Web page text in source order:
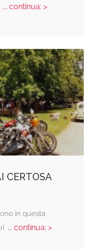
continua: >
CERTOSA
in questa
... continua: >